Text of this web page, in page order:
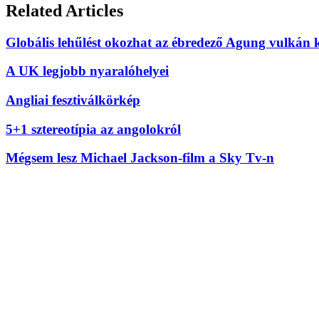
Related Articles
Globális lehűlést okozhat az ébredező Agung vulkán
A UK legjobb nyaralóhelyei
Angliai fesztiválkörkép
5+1 sztereotípia az angolokról
Mégsem lesz Michael Jackson-film a Sky Tv-n